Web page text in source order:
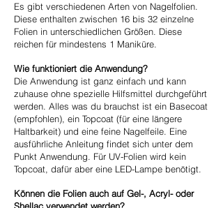
Es gibt verschiedenen Arten von Nagelfolien.
Diese enthalten zwischen 16 bis 32 einzelne
Folien in unterschiedlichen Größen. Diese
reichen für mindestens 1 Maniküre.
Wie funktioniert die Anwendung?
Die Anwendung ist ganz einfach und kann
zuhause ohne spezielle Hilfsmittel durchgeführt
werden. Alles was du brauchst ist ein Basecoat
(empfohlen), ein Topcoat (für eine längere
Haltbarkeit) und eine feine Nagelfeile. Eine
ausführliche Anleitung findet sich unter dem
Punkt Anwendung. Für UV-Folien wird kein
Topcoat, dafür aber eine LED-Lampe benötigt.
Können die Folien auch auf Gel-, Acryl- oder